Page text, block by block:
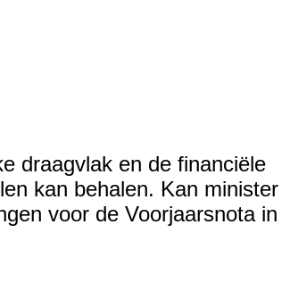
draagvlak en de financiële
kan behalen. Kan minister
voor de Voorjaarsnota in